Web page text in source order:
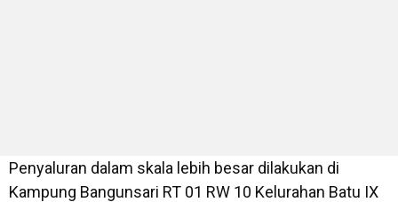
Penyaluran dalam skala lebih besar dilakukan di
Kampung Bangunsari RT 01 RW 10 Kelurahan Batu IX